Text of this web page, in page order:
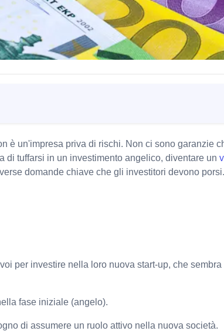
è un'impresa priva di rischi. Non ci sono garanzie
tuffarsi in un investimento angelico, diventare un
domande chiave che gli investitori devono porsi.
per investire nella loro nuova start-up, che sembra
fase iniziale (angelo).
di assumere un ruolo attivo nella nuova società.